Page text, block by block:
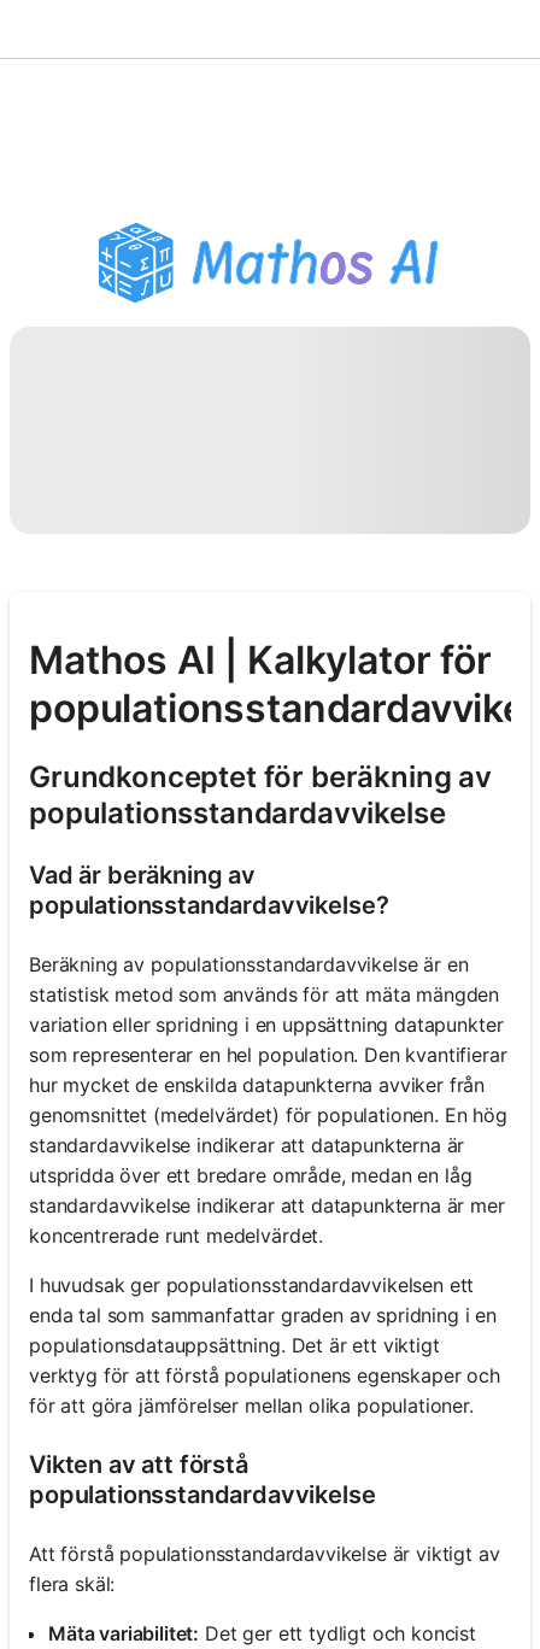
PDF Läxhjälp
Studieverktyg
Mathos AI | Kalkylator för
Grundkonceptet för beräkning av
populationsstandardavvikelse
Vad är beräkning av
populationsstandardavvikelse?
Beräkning av populationsstandardavvikelse är en
statistisk metod som används för att mäta mängden
variation eller spridning i en uppsättning datapunkter
som representerar en hel population. Den kvantifierar
hur mycket de enskilda datapunkterna avviker från
genomsnittet (medelvärdet) för populationen. En hög
standardavvikelse indikerar att datapunkterna är
utspridda över ett bredare område, medan en låg
standardavvikelse indikerar att datapunkterna är mer
koncentrerade runt medelvärdet.
I huvudsak ger populationsstandardavvikelsen ett
enda tal som sammanfattar graden av spridning i en
populationsdatauppsättning. Det är ett viktigt
verktyg för att förstå populationens egenskaper och
för att göra jämförelser mellan olika populationer.
Vikten av att förstå
populationsstandardavvikelse
Att förstå populationsstandardavvikelse är viktigt av
flera skäl:
Mäta variabilitet: Det ger ett tydligt och koncist